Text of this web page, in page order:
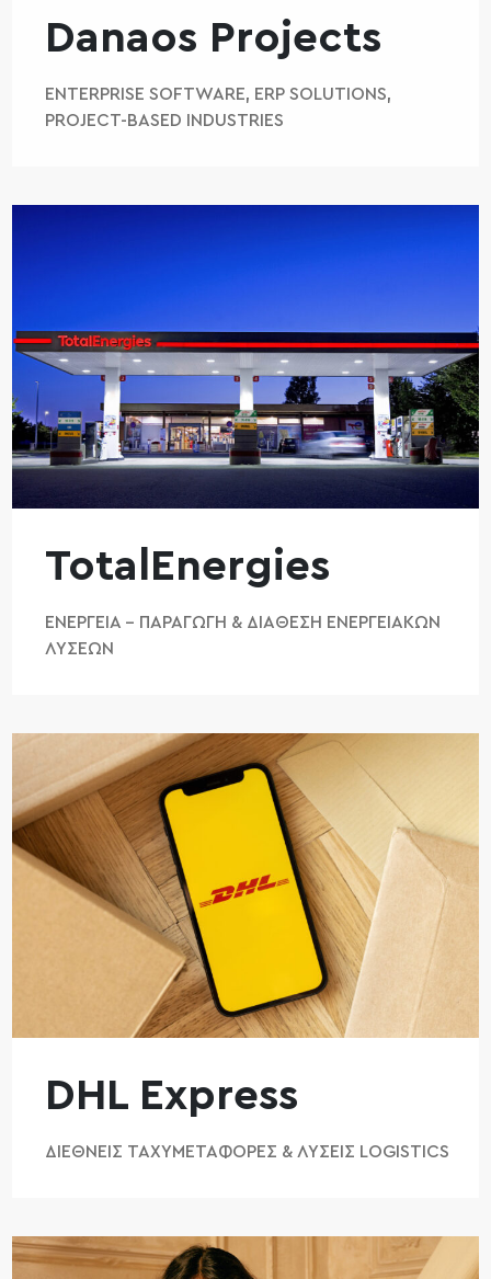
Danaos Projects
ENTERPRISE SOFTWARE, ERP SOLUTIONS,
PROJECT-BASED INDUSTRIES
TotalEnergies
ΕΝΈΡΓΕΙΑ – ΠΑΡΑΓΩΓΉ & ΔΙΆΘΕΣΗ ΕΝΕΡΓΕΙΑΚΏΝ
ΛΎΣΕΩΝ
DHL Express
ΔΙΕΘΝΕΊΣ ΤΑΧΥΜΕΤΑΦΟΡΈΣ & ΛΎΣΕΙΣ LOGISTICS